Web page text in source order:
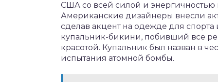
США со всей силой и
Американские дизайнеры внесли
сделав акцент на одежде для
купальник-бикини, побивший все
красотой. Купальник был назван в
испытания атомной бомбы.